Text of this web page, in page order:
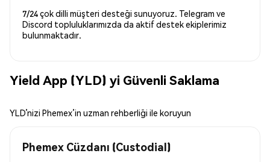
7/24 çok dilli müşteri desteği sunuyoruz. Telegram ve
Discord topluluklarımızda da aktif destek ekiplerimiz
bulunmaktadır.
Yield App (YLD) yi Güvenli Saklama
YLD’nizi Phemex’in uzman rehberliği ile koruyun
Phemex Cüzdanı (Custodial)